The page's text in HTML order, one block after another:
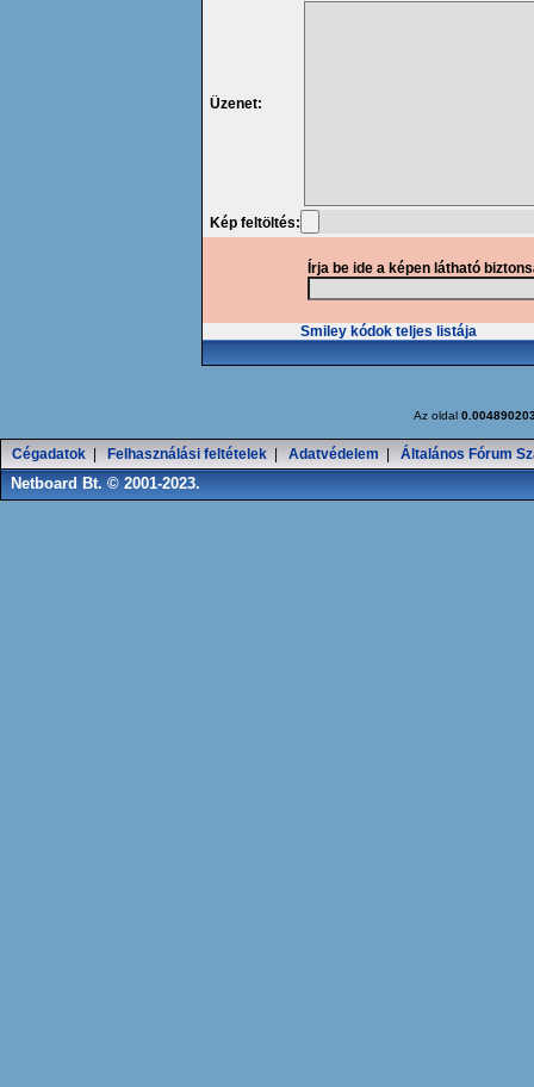
Üzenet:
Kép feltöltés:
Írja be ide a képen látható
Smiley kódok teljes listája
Az oldal
Cégadatok Felhasználási feltételek Adatvédelem Általános Fórum
Netboard Bt. © 2001-2023.